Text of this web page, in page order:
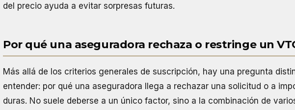
del precio ayuda a evitar sorpresas futuras.
Por qué una aseguradora rechaza o restringe un
Más allá de los criterios generales de suscripción, hay una pregunta
entender: por qué una aseguradora llega a rechazar una solicitud o a
duras. No suele deberse a un único factor, sino a la combinación de